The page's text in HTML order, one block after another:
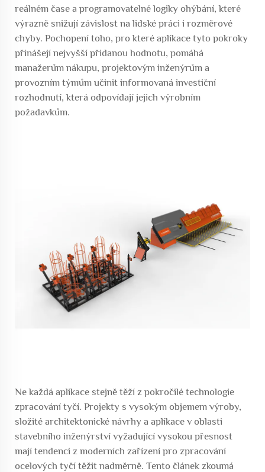
reálném čase a programovatelné logiky ohýbání, které
výrazně snižují závislost na lidské práci i rozměrové
chyby. Pochopení toho, pro které aplikace tyto pokroky
přinášejí nejvyšší přidanou hodnotu, pomáhá
manažerům nákupu, projektovým inženýrům a
provozním týmům učinit informovaná investiční
rozhodnutí, která odpovídají jejich výrobním
požadavkům.
Ne každá aplikace stejně těží z pokročilé technologie
zpracování tyčí. Projekty s vysokým objemem výroby,
složité architektonické návrhy a aplikace v oblasti
stavebního inženýrství vyžadující vysokou přesnost
mají tendenci z moderních zařízení pro zpracování
ocelových tyčí těžit nadměrně. Tento článek zkoumá